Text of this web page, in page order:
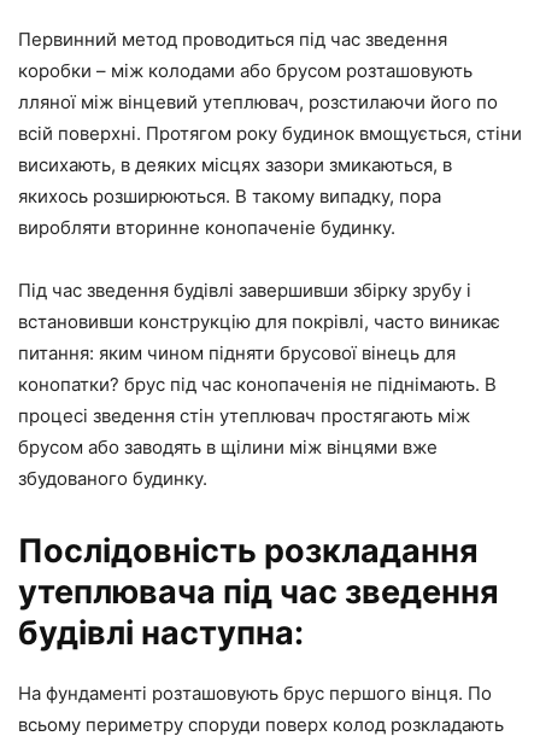
Первинний метод проводиться під час зведення
коробки – між колодами або брусом розташовують
лляної між вінцевий утеплювач, розстилаючи його по
всій поверхні. Протягом року будинок вмощується, стіни
висихають, в деяких місцях зазори змикаються, в
якихось розширюються. В такому випадку, пора
виробляти вторинне конопаченіе будинку.
Під час зведення будівлі завершивши збірку зрубу і
встановивши конструкцію для покрівлі, часто виникає
питання: яким чином підняти брусової вінець для
конопатки? брус під час конопаченія не піднімають. В
процесі зведення стін утеплювач простягають між
брусом або заводять в щілини між вінцями вже
збудованого будинку.
Послідовність розкладання
утеплювача під час зведення
будівлі наступна:
На фундаменті розташовують брус першого вінця. По
всьому периметру споруди поверх колод розкладають